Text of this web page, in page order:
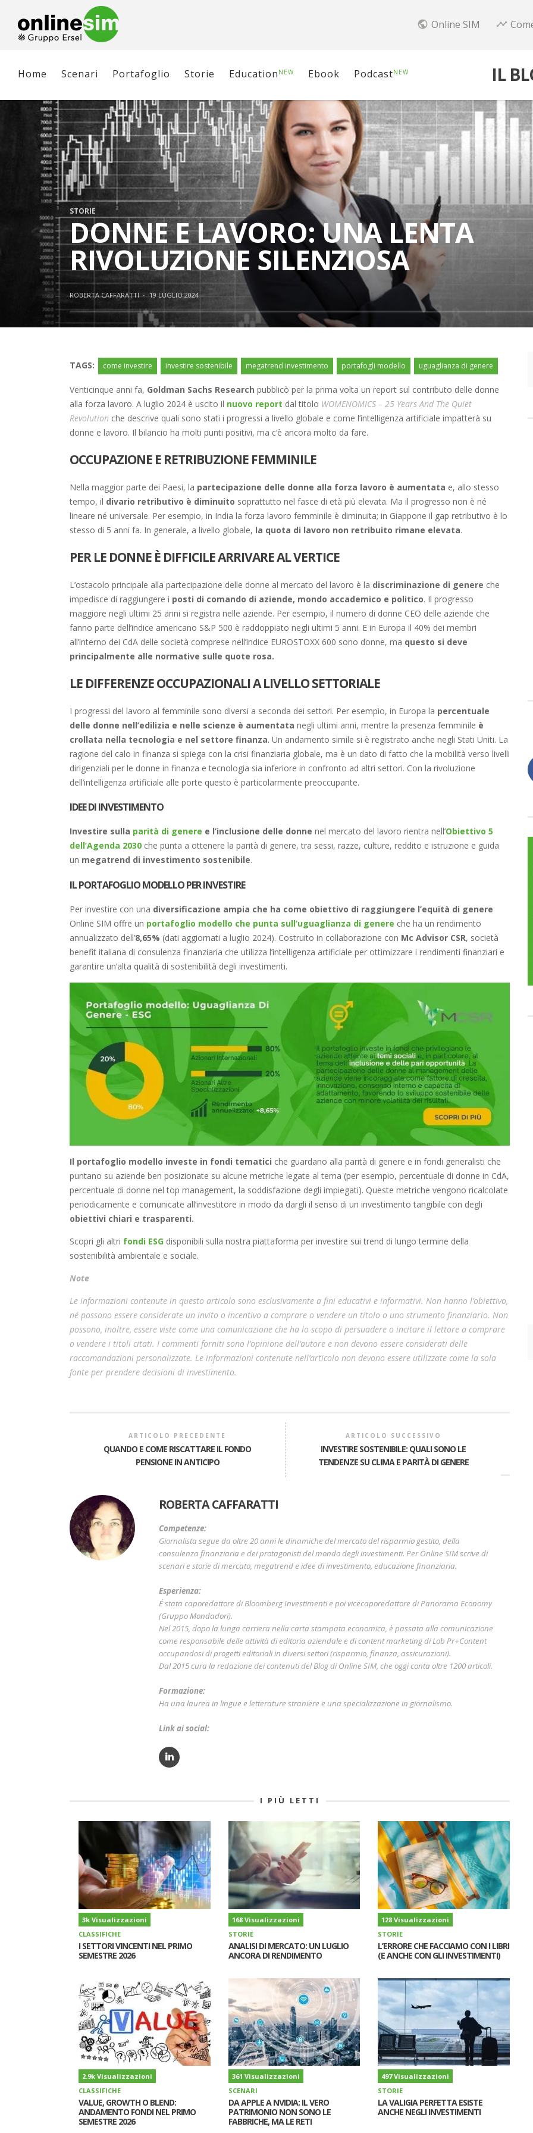
public Online SIM timeline
Home Scenari Portafoglio Storie Education NEW Ebook PodcastNEW IL
STORIE
DONNE E LAVORO: UNA LENTA
RIVOLUZIONE SILENZIOSA
ROBERTA CAFFARATTI · 19 LUGLIO 2024
TAGS: come investire investire sostenibile megatrend investimento portafogli modello uguaglianza di genere
Venticinque anni fa, Goldman Sachs Research pubblicò per la prima volta un report sul contributo delle donne
alla forza lavoro. A luglio 2024 è uscito il nuovo report dal titolo WOMENOMICS – 25 Years And The Quiet
Revolution che descrive quali sono stati i progressi a livello globale e come l’intelligenza artificiale impatterà su
donne e lavoro. Il bilancio ha molti punti positivi, ma c’è ancora molto da fare.
OCCUPAZIONE E RETRIBUZIONE FEMMINILE
Nella maggior parte dei Paesi, la partecipazione delle donne alla forza lavoro è aumentata e, allo stesso
tempo, il divario retributivo è diminuito soprattutto nel fasce di età più elevata. Ma il progresso non è né
lineare né universale. Per esempio, in India la forza lavoro femminile è diminuita; in Giappone il gap retributivo è lo
stesso di 5 anni fa. In generale, a livello globale, la quota di lavoro non retribuito rimane elevata.
PER LE DONNE È DIFFICILE ARRIVARE AL VERTICE
L’ostacolo principale alla partecipazione delle donne al mercato del lavoro è la discriminazione di genere che
impedisce di raggiungere i posti di comando di aziende, mondo accademico e politico. Il progresso
maggiore negli ultimi 25 anni si registra nelle aziende. Per esempio, il numero di donne CEO delle aziende che
fanno parte dell’indice americano S&P 500 è raddoppiato negli ultimi 5 anni. E in Europa il 40% dei membri
all’interno dei CdA delle società comprese nell’indice EUROSTOXX 600 sono donne, ma questo si deve
principalmente alle normative sulle quote rosa.
LE DIFFERENZE OCCUPAZIONALI A LIVELLO SETTORIALE
I progressi del lavoro al femminile sono diversi a seconda dei settori. Per esempio, in Europa la percentuale
delle donne nell’edilizia e nelle scienze è aumentata negli ultimi anni, mentre la presenza femminile è
crollata nella tecnologia e nel settore finanza. Un andamento simile si è registrato anche negli Stati Uniti. La
ragione del calo in finanza si spiega con la crisi finanziaria globale, ma è un dato di fatto che la mobilità verso livelli
dirigenziali per le donne in finanza e tecnologia sia inferiore in confronto ad altri settori. Con la rivoluzione
dell’intelligenza artificiale alle porte questo è particolarmente preoccupante.
IDEE DI INVESTIMENTO
Investire sulla parità di genere e l’inclusione delle donne nel mercato del lavoro rientra nell’Obiettivo 5
dell’Agenda 2030 che punta a ottenere la parità di genere, tra sessi, razze, culture, reddito e istruzione e guida
un megatrend di investimento sostenibile.
IL PORTAFOGLIO MODELLO PER INVESTIRE
Per investire con una diversificazione ampia che ha come obiettivo di raggiungere l’equità di genere
Online SIM offre un portafoglio modello che punta sull’uguaglianza di genere che ha un rendimento
annualizzato dell’8,65% (dati aggiornati a luglio 2024). Costruito in collaborazione con Mc Advisor CSR, società
benefit italiana di consulenza finanziaria che utilizza l’intelligenza artificiale per ottimizzare i rendimenti finanziari e
garantire un’alta qualità di sostenibilità degli investimenti.
Il portafoglio modello investe in fondi tematici che guardano alla parità di genere e in fondi generalisti che
puntano su aziende ben posizionate su alcune metriche legate al tema (per esempio, percentuale di donne in CdA,
percentuale di donne nel top management, la soddisfazione degli impiegati). Queste metriche vengono ricalcolate
periodicamente e comunicate all’investitore in modo da dargli il senso di un investimento tangibile con degli
obiettivi chiari e trasparenti.
Scopri gli altri fondi ESG disponibili sulla nostra piattaforma per investire sui trend di lungo termine della
sostenibilità ambientale e sociale.
Note
Le informazioni contenute in questo articolo sono esclusivamente a fini educativi e informativi. Non hanno l’obiettivo,
né possono essere considerate un invito o incentivo a comprare o vendere un titolo o uno strumento finanziario. Non
possono, inoltre, essere viste come una comunicazione che ha lo scopo di persuadere o incitare il lettore a comprare
o vendere i titoli citati. I commenti forniti sono l’opinione dell’autore e non devono essere considerati delle
raccomandazioni personalizzate. Le informazioni contenute nell’articolo non devono essere utilizzate come la sola
fonte per prendere decisioni di investimento.
ARTICOLO PRECEDENTE
QUANDO E COME RISCATTARE IL FONDO
PENSIONE IN ANTICIPO
ARTICOLO SUCCESSIVO
INVESTIRE SOSTENIBILE: QUALI SONO LE
TENDENZE SU CLIMA E PARITÀ DI GENERE
ROBERTA CAFFARATTI
Competenze:
Giornalista segue da oltre 20 anni le dinamiche del mercato del risparmio gestito, della
consulenza finanziaria e dei protagonisti del mondo degli investimenti. Per Online SIM scrive di
scenari e storie di mercato, megatrend e idee di investimento, educazione finanziaria.
Esperienza:
É stata caporedattore di Bloomberg Investimenti e poi vicecaporedattore di Panorama Economy
(Gruppo Mondadori).
Nel 2015, dopo la lunga carriera nella carta stampata economica, è passata alla comunicazione
come responsabile delle attività di editoria aziendale e di content marketing di Lob Pr+Content
occupandosi di progetti editoriali in diversi settori (risparmio, finanza, assicurazioni).
Dal 2015 cura la redazione dei contenuti del Blog di Online SIM, che oggi conta oltre 1200 articoli.
Formazione:
Ha una laurea in lingue e letterature straniere e una specializzazione in giornalismo.
Link ai social:
I PIÙ LETTI
3k Visualizzazioni
CLASSIFICHE
I SETTORI VINCENTI NEL PRIMO
SEMESTRE 2026
168 Visualizzazioni
STORIE
ANALISI DI MERCATO: UN LUGLIO
ANCORA DI RENDIMENTO
128 Visualizzazioni
STORIE
L’ERRORE CHE FACCIAMO CON I LIBRI
(E ANCHE CON GLI INVESTIMENTI)
2.9k Visualizzazioni
CLASSIFICHE
VALUE, GROWTH O BLEND:
ANDAMENTO FONDI NEL PRIMO
SEMESTRE 2026
361 Visualizzazioni
SCENARI
DA APPLE A NVIDIA: IL VERO
PATRIMONIO NON SONO LE
FABBRICHE, MA LE RETI
497 Visualizzazioni
STORIE
LA VALIGIA PERFETTA ESISTE
ANCHE NEGLI INVESTIMENTI